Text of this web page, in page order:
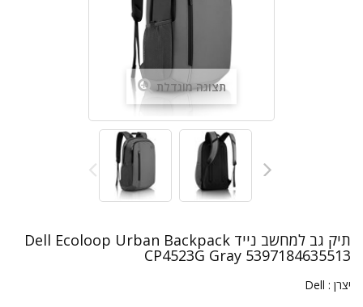
תצוגה מוגדלת
תיק גב למחשב נייד Dell Ecoloop Urban Backpack
CP4523G Gray 5397184635513
יצרן : Dell